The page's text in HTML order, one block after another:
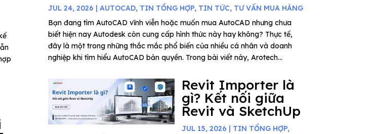
JUL 24, 2026 | AUTOCAD, TIN TỔNG HỢP, TIN TỨC, TƯ VẤN MUA HÀNG
Bạn đang tìm AutoCAD vĩnh viễn hoặc muốn mua AutoCAD nhưng chưa
biết hiện nay Autodesk còn cung cấp hình thức này hay không? Thực tế,
đây là một trong những thắc mắc phổ biến của nhiều cá nhân và doanh
nghiệp khi tìm hiểu AutoCAD bản quyền. Trong bài viết này, Arotech...
Revit Importer là
gì? Kết nối giữa
Revit và SketchUp
JUL 15, 2026 | TIN TỔNG HỢP,